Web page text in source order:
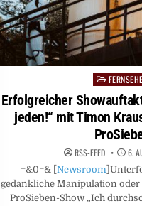
Posted
Erfolgreicher
jeden!“ mit Timon
RSS-FEED 6.
=&0=& [ Newsroom
gedankliche Manipulation
ProSieben-Show „Ich